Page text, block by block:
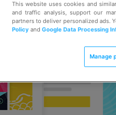
This website uses cookies and
and traffic analysis, support our
partners to deliver personalized ads.
Policy and Google Data Processing
Manage